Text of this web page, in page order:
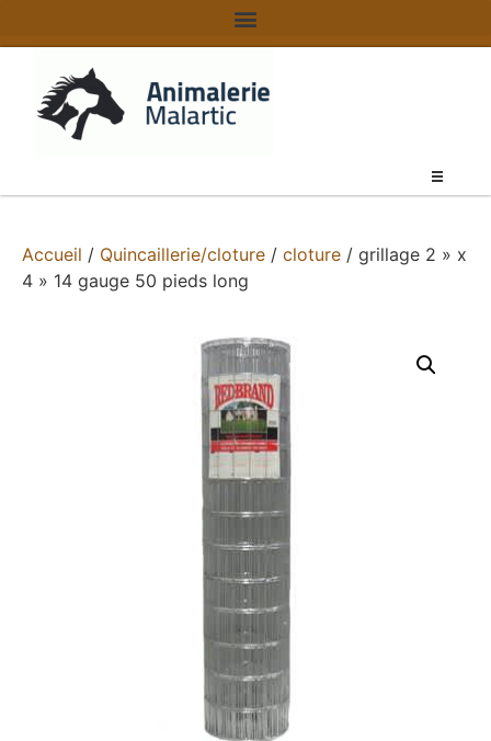
Accueil / Quincaillerie/cloture / cloture / grillage 2 » x
4 » 14 gauge 50 pieds long